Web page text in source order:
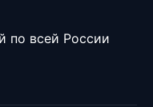
по всей России